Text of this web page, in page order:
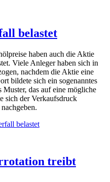
belastet
haben auch die Aktie
Viele Anleger haben sich in
nachdem die Aktie eine
bildete sich ein sogenanntes
das auf eine mögliche
sich der Verkaufsdruck
belastet
treibt